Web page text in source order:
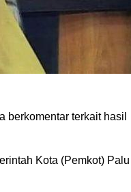
berkomentar terkait hasil
Kota (Pemkot) Palu